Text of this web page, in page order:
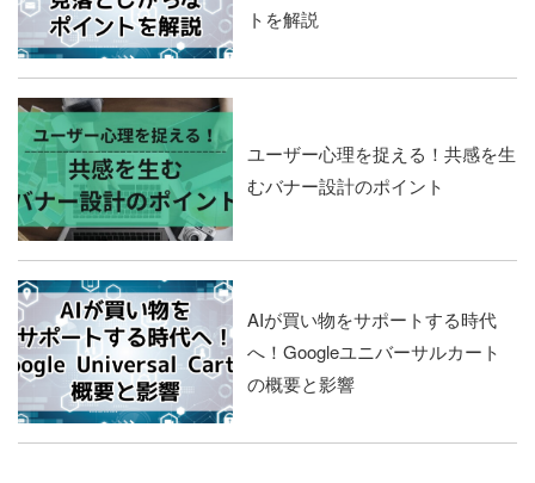
トを解説
ユーザー心理を捉える！共感を生
むバナー設計のポイント
AIが買い物をサポートする時代
へ！Googleユニバーサルカート
の概要と影響